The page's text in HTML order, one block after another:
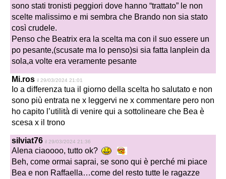
sono stati tronisti peggiori dove hanno “trattato” le non
scelte malissimo e mi sembra che Brando non sia stato
così crudele.
Penso che Beatrix era la scelta ma con il suo essere un
po pesante,(scusate ma lo penso)si sia fatta lanplein da
sola,a volte era veramente pesante
Mi.ros il 29/03/2024 21:01
Io a differenza tua il giorno della scelta ho salutato e non
sono più entrata ne x leggervi ne x commentare pero non
ho capito l’utilità di venire qui a sottolineare che Bea è
scesa x il trono
silviat76 il 29/03/2024 21:36
Alena ciaoooo, tutto ok?
Beh, come ormai saprai, se sono qui è perché mi piace
Bea e non Raffaella…come del resto tutte le ragazze